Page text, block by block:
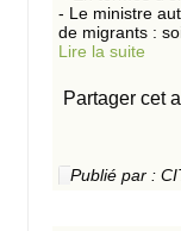
- Le ministre
de migrants :
Lire la suite
Partager cet
Publié par :